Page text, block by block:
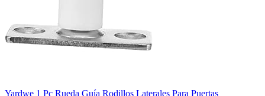
Yardwe 1 Pc Rueda Guía Rodillos Laterales Para Puertas